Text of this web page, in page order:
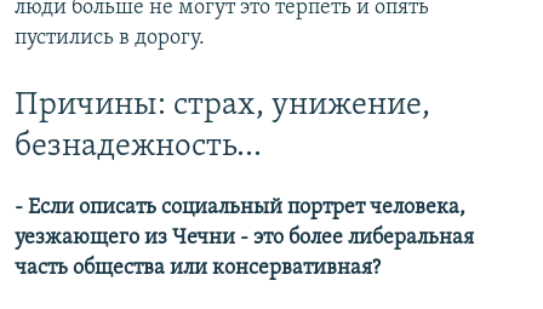
люди больше не могут это терпеть и опять
пустились в дорогу.
Причины: страх, унижение,
безнадежность...
- Если описать социальный портрет человека,
уезжающего из Чечни - это более либеральная
часть общества или консервативная?